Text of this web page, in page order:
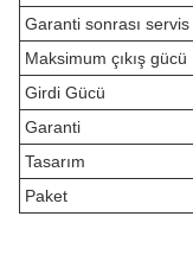
Garanti sonrası servis
Maksimum çıkış gücü
Girdi Gücü
Garanti
Tasarım
Paket